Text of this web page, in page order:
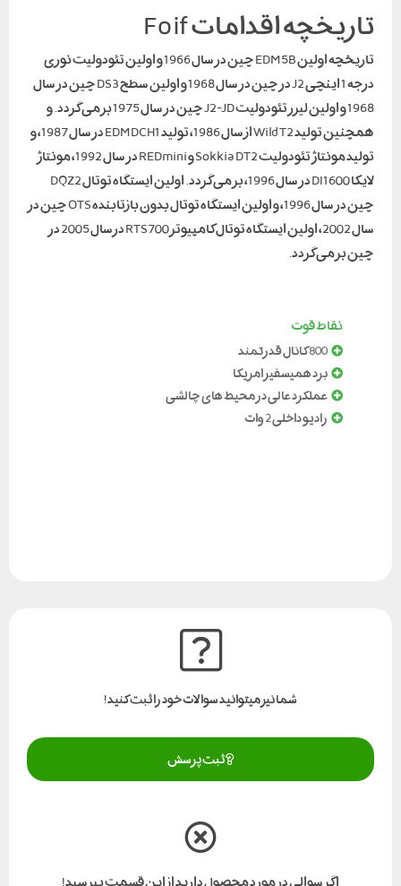
تاریخچه اقدامات Foif
تاریخچه اولین EDM 5B چین در سال 1966 و اولین تئودولیت نوری
درجه 1 اینچی J2 در چین در سال 1968 و اولین سطح DS3 چین در سال
1968 و اولین لیزر تئودولیت J2-JD چین در سال 1975 بر می گردد. و
همچنین تولید Wild T2 از سال 1986، تولید EDM DCH1 در سال 1987، و
تولید مونتاژ تئودولیت Sokkia DT2 و REDmini در سال 1992، مونتاژ
لایکا DI1600 در سال 1996، بر می گردد. اولین ایستگاه توتال DQZ2
چین در سال 1996، و اولین ایستگاه توتال بدون بازتابنده OTS چین در
سال 2002، اولین ایستگاه توتال کامپیوتر RTS700 درسال 2005 در
چین بر می گردد.
نقاط قوت
برد همیسفیر امریکا
عملکرد عالی در محیط های چالشی
رادیو داخلی 2 وات
شما نیز میتوانید سوالات خود را ثبت کنید!
ثبت پرسش